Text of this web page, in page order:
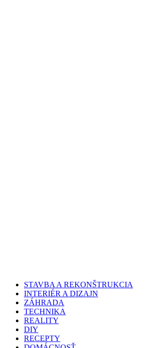
STAVBA A REKONŠTRUKCIA
INTERIÉR A DIZAJN
ZÁHRADA
TECHNIKA
REALITY
DIY
RECEPTY